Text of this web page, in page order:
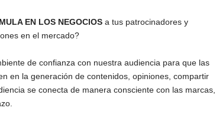
EN LOS NEGOCIOS a tus patrocinadores y
en el mercado?
de confianza con nuestra audiencia para que las
en la generación de contenidos, opiniones, compartir
se conecta de manera consciente con las marcas,